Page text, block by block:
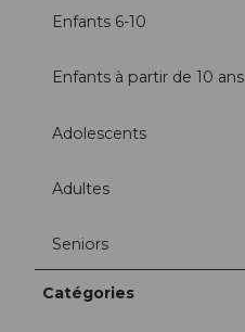
Enfants 6-10
Enfants à partir de 10 ans
Adolescents
Adultes
Seniors
Catégories